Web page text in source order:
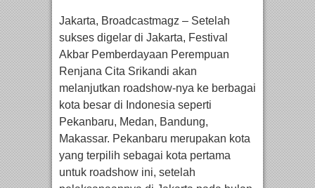
Jakarta, Broadcastmagz – Setelah
sukses digelar di Jakarta, Festival
Akbar Pemberdayaan Perempuan
Renjana Cita Srikandi akan
melanjutkan roadshow-nya ke berbagai
kota besar di Indonesia seperti
Pekanbaru, Medan, Bandung,
Makassar. Pekanbaru merupakan kota
yang terpilih sebagai kota pertama
untuk roadshow ini, setelah